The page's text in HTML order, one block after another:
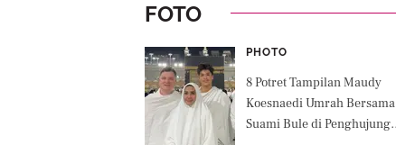
FOTO
PHOTO
8 Potret Tampilan Maudy
Koesnaedi Umrah Bersama
Suami Bule di Penghujung